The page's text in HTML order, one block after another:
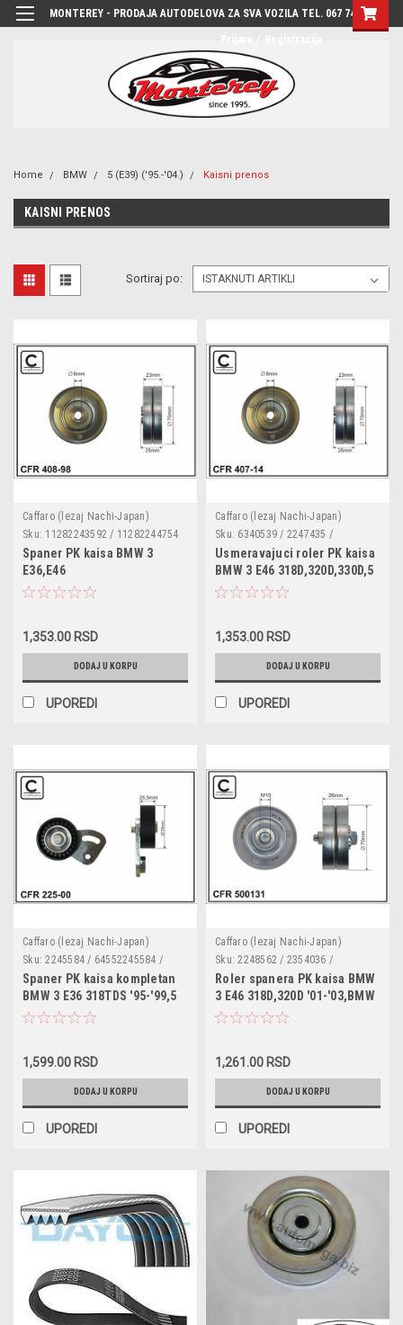
MONTEREY - PRODAJA AUTODELOVA ZA SVA VOZILA TEL. 067 7444-780
Home BMW 5 (E39) ('95.-'04.) Kaisni prenos
KAISNI PRENOS
Sortiraj po:
Caffaro (lezaj Nachi-Japan)
Sku: 11282243592 / 11282244754
/ 2243592 / 90509273 / 408-98
Spaner PK kaisa BMW 3
E36,E46
318TDS,325TD,325TDS,318D,320D
'03,BMW 7 E38 725TDS,Opel
Omega B 2.5TD '94-'03
metalni,dimenzije 70x8x22,5
1,353.00 RSD
DODAJ U KORPU
UPOREDI
Caffaro (lezaj Nachi-Japan)
Sku: 6340539 / 2247435 /
PRF100060L / 11282247435 / 407-
14
Usmeravajuci roler PK kaisa
BMW 3 E46 318D,320D,330D,5
E39 520D,530D,7 E38 730D,X5
Rover 3 3.0TD,Rover 75
2.0CDT '99-'05,Opel Omega B
2.5DTI metalni dimenzije
1,353.00 RSD
DODAJ U KORPU
UPOREDI
Caffaro (lezaj Nachi-Japan)
Sku: 2245584 / 64552245584 /
225-00
Spaner PK kaisa kompletan
BMW 3 E36 318TDS '95-'99,5
E39 525TD/TDS '96-'03,7 E38
plasticnim rolerom
dimenzije 70x25
1,599.00 RSD
DODAJ U KORPU
UPOREDI
Caffaro (lezaj Nachi-Japan)
Sku: 2248562 / 2354036 /
64552248562 / 64552354036
/500131
Roler spanera PK kaisa BMW
3 E46 318D,320D '01-'03,BMW
5 E39 520D '00-'03 bez
1,261.00 RSD
DODAJ U KORPU
UPOREDI